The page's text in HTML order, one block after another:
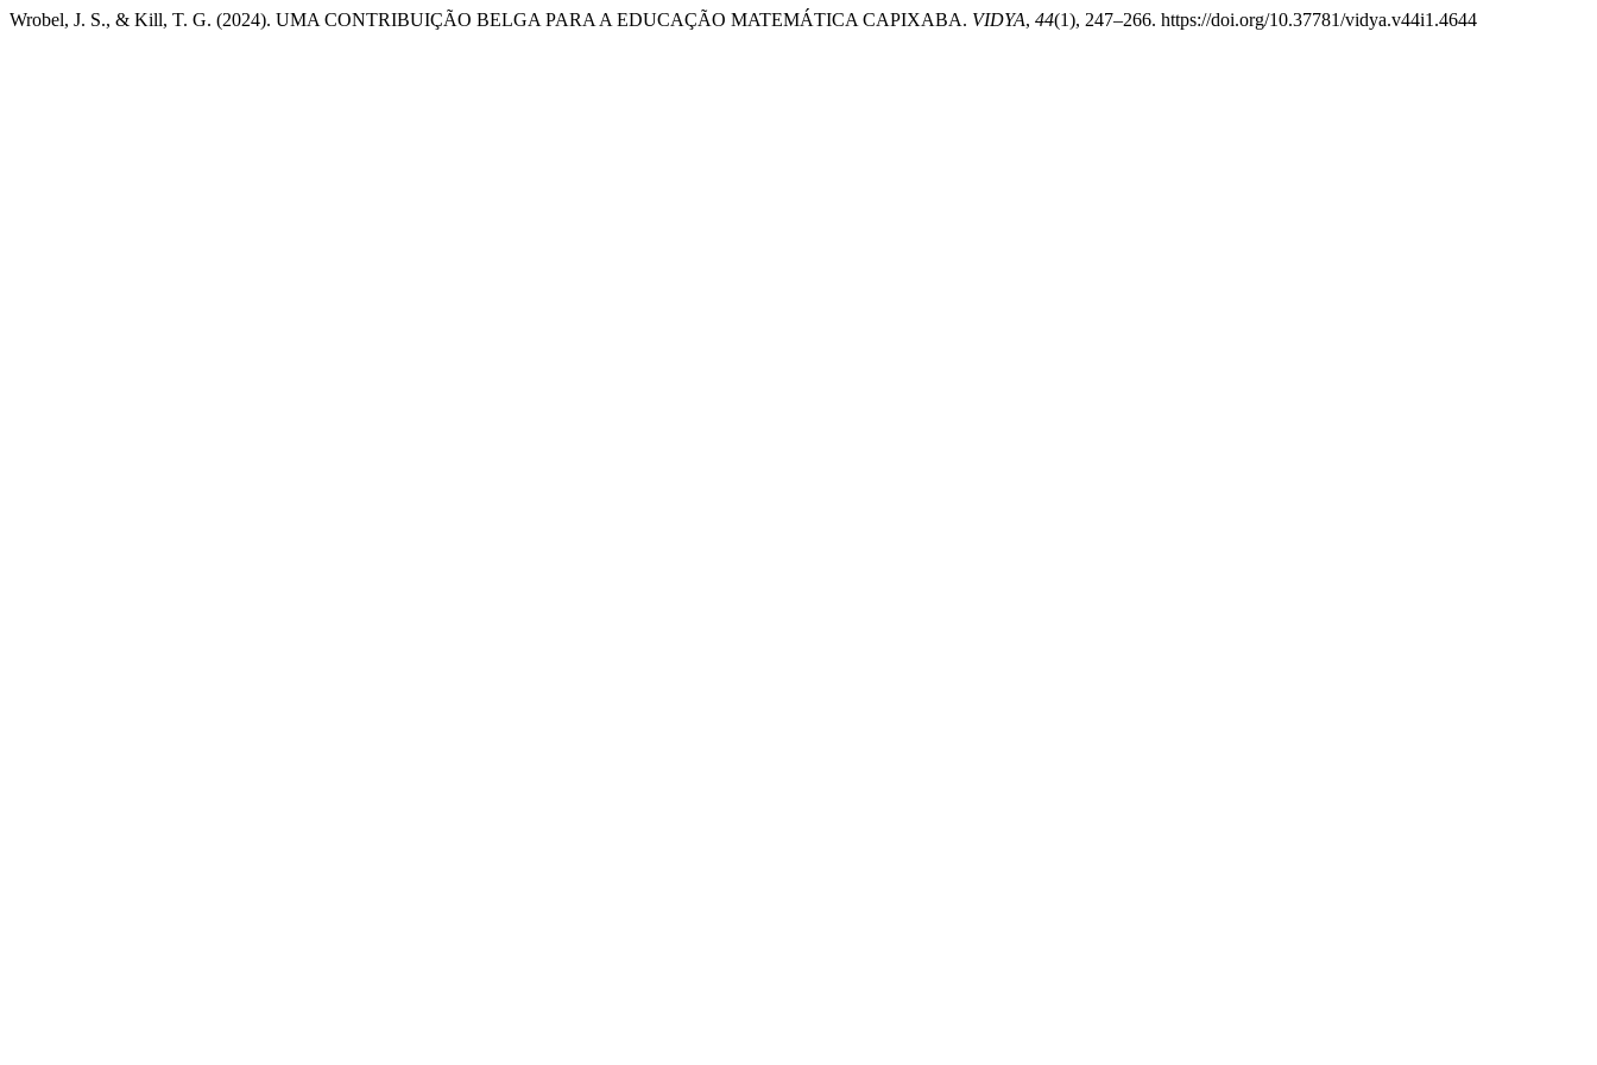
Wrobel, J. S., & Kill, T. G. (2024). UMA CONTRIBUIÇÃO BELGA PARA A EDUCAÇÃO MATEMÁTICA CAPIXABA. VIDYA, 44(1), 247–266. https://doi.org/10.37781/vidya.v44i1.4644